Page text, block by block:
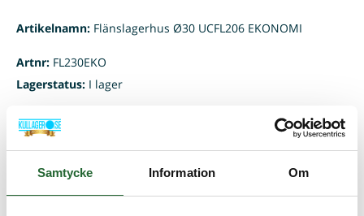
Samtycke Information Om
Artikelnamn: Flänslagerhus Ø30 UCFL206 EKONOMI
Artnr: FL230EKO
Lagerstatus: I lager
223,75 :-
Lägg i kundvagnen